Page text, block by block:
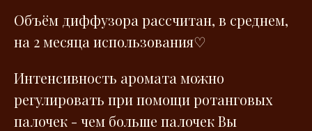
Объём диффузора рассчитан, в среднем,
на 2 месяца использования♡
Интенсивность аромата можно
регулировать при помощи ротанговых
палочек - чем больше палочек Вы